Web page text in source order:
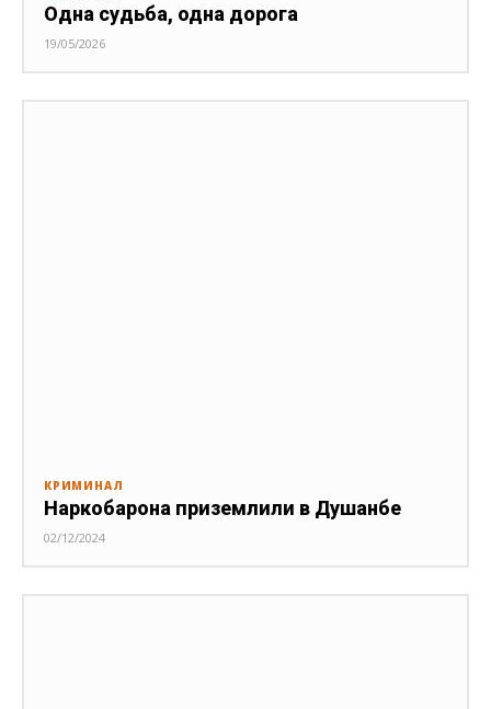
Одна судьба, одна дорога
19/05/2026
КРИМИНАЛ
Наркобарона приземлили в Душанбе
02/12/2024